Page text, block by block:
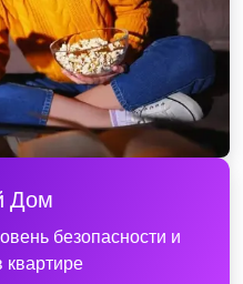
Дом
безопасности и